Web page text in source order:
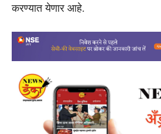
करण्यात येणार आहे.